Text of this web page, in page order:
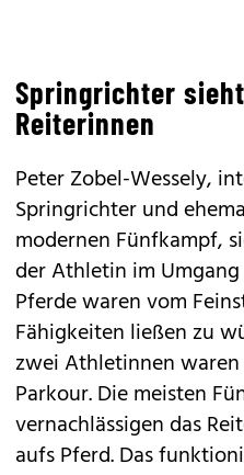
Springrichter
Reiterinnen
Peter Zobel-Wessely,
Springrichter und
modernen Fünfkampf,
der Athletin im
Pferde waren vom
Fähigkeiten ließen zu
zwei Athletinnen
Parkour. Die meisten
vernachlässigen das
aufs Pferd. Das